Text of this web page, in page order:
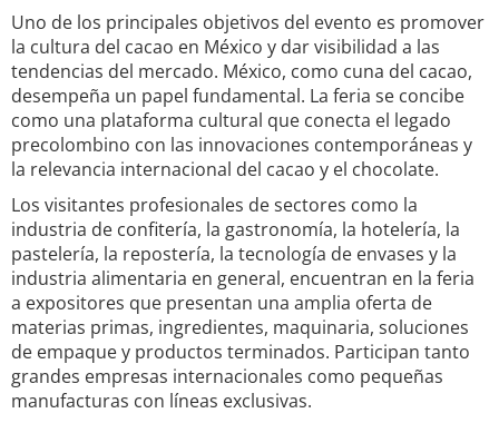
Uno de los principales objetivos del evento es promover
la cultura del cacao en México y dar visibilidad a las
tendencias del mercado. México, como cuna del cacao,
desempeña un papel fundamental. La feria se concibe
como una plataforma cultural que conecta el legado
precolombino con las innovaciones contemporáneas y
la relevancia internacional del cacao y el chocolate.
Los visitantes profesionales de sectores como la
industria de confitería, la gastronomía, la hotelería, la
pastelería, la repostería, la tecnología de envases y la
industria alimentaria en general, encuentran en la feria
a expositores que presentan una amplia oferta de
materias primas, ingredientes, maquinaria, soluciones
de empaque y productos terminados. Participan tanto
grandes empresas internacionales como pequeñas
manufacturas con líneas exclusivas.